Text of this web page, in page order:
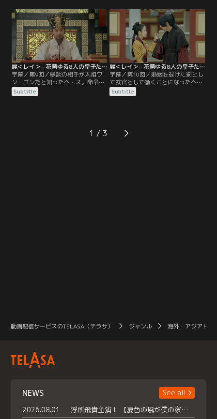
妻ミョンは、ウクの母・皇后ファン
ボ氏の元を訪れ、ヘ・スをウクの妻
にしてほしいと頼むのだった。一
方、ウク夫妻とともに皇宮に出向い
たヘ・スは、現代で出会った男と瓜
二つの人物を見つけるが…。
みに暮れるヘ・スとウク。第10皇子
ウンは、人形劇を見せてヘ・スを元
気づけようとする。そんなある日、
突然ヘ・スの縁談が決まったという
知らせが入る。相手が還暦を過ぎた
年寄りだと聞いた皇子たちは…。
麗＜レイ＞ -花萌ゆる8人の皇子たち- 第09話／字幕
字幕／第9回／縁談の相手が太祖ワ
ン・ゴンだと知ったヘ・ス。命令に
従わなければ皇子たちの立場がなく
なると聞き、仕方なく皇宮へ向か
があると太祖とは結婚できないとい
う決まりを知ったヘ・スは、自ら手
Subtitle
麗＜レイ＞ -花萌ゆる8人の皇子たち- 第10話／字幕
字幕／第10回／婚姻を退けた罰とし
て女官として働くことになったヘ・
スに、ソは皇宮で生き抜く術を教え
る。間もなくしてソの武芸の師であ
が何かを考えろと忠告する。ヘ・ス
はアトピーの症状に苦しむ第1皇子
Subtitle
1
動画配信サービスのTELASA（テラサ） ジャンル 海外・アジアドラ
NEWS
See all
2026.08.01
浮所飛貴主演！ 【夏色の風が僕の家にやってきた】 本日よりテラサで独占配信スタート！